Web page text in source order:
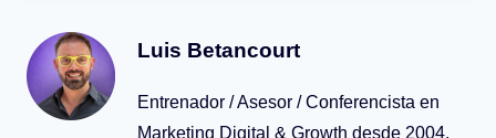
Luis Betancourt
Entrenador / Asesor / Conferencista en
Marketing Digital & Growth desde 2004.